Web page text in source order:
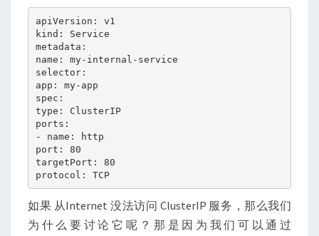
apiVersion: v1
kind: Service
metadata:
name: my-internal-service
selector:
app: my-app
spec:
type: ClusterIP
ports:
- name: http
port: 80
targetPort: 80
protocol: TCP
如果 从Internet 没法访问 ClusterIP 服务，那么我们
为什么要讨论它呢？那是因为我们可以通过